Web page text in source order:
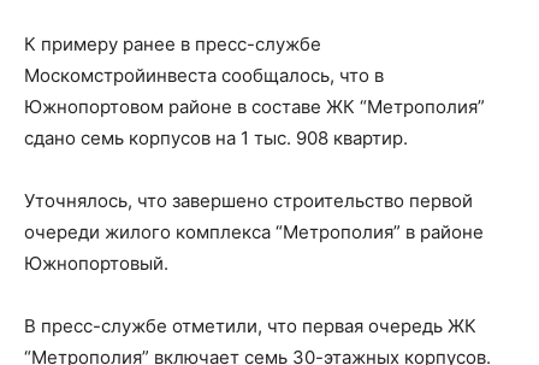
К примеру ранее в пресс-службе
Москомстройинвеста сообщалось, что в
Южнопортовом районе в составе ЖК “Метрополия”
сдано семь корпусов на 1 тыс. 908 квартир.
Уточнялось, что завершено строительство первой
очереди жилого комплекса “Метрополия” в районе
Южнопортовый.
В пресс-службе отметили, что первая очередь ЖК
“Метрополия” включает семь 30-этажных корпусов.